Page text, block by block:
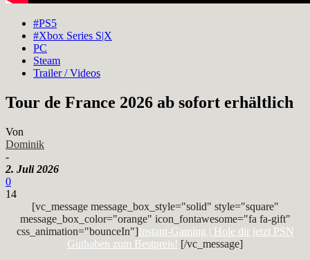
#PS5
#Xbox Series S|X
PC
Steam
Trailer / Videos
Tour de France 2026 ab sofort erhältlich
Von
Dominik
-
2. Juli 2026
0
14
[vc_message message_box_style="solid" style="square"
message_box_color="orange" icon_fontawesome="fa fa-gift"
css_animation="bounceIn"]Instant-Gaming | Hole dir jetzt PSN
Guthaben zum Bestpreis! [/vc_message]